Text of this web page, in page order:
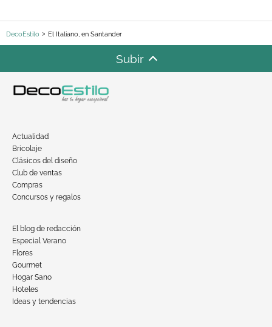
DecoEstilo El Italiano, en Santander
Subir
Actualidad
Bricolaje
Clásicos del diseño
Club de ventas
Compras
Concursos y regalos
El blog de redacción
Especial Verano
Flores
Gourmet
Hogar Sano
Hoteles
Ideas y tendencias